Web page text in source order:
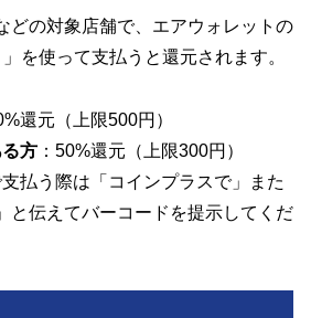
どの対象店舗で、エアウォレットの
を使って支払うと還元されます。
還元（上限500円）
方 ：50%還元（上限300円）
支払う際は「コインプラスで」また
と伝えてバーコードを提示してくだ